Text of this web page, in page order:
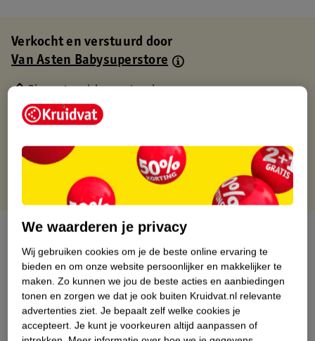
Verkocht en verstuurd door
Van Asten Babysuperstore
Binnen 1 werkdag verstuurd
Gratis thuisbezorgd
Gratis retourneren via verkooppartner.
Over dit product
Productinformatie
Nature Impact Score
Dit product heeft (nog) geen Nature
We waarderen je privacy
Wij gebruiken cookies om je de beste online ervaring te
bieden en om onze website persoonlijker en makkelijker te
maken. Zo kunnen we jou de beste acties en aanbiedingen
tonen en zorgen we dat je ook buiten Kruidvat.nl relevante
advertenties ziet. Je bepaalt zelf welke cookies je
accepteert. Je kunt je voorkeuren altijd aanpassen of